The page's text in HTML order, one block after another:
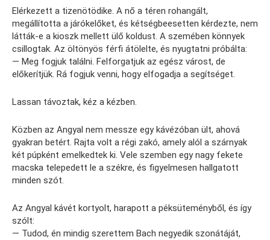
Elérkezett a tizenötödike. A nő a téren rohangált,
megállította a járókelőket, és kétségbeesetten kérdezte, nem
látták-e a kioszk mellett ülő koldust. A szemében könnyek
csillogtak. Az öltönyös férfi átölelte, és nyugtatni próbálta:
— Meg fogjuk találni. Felforgatjuk az egész várost, de
előkerítjük. Rá fogjuk venni, hogy elfogadja a segítséget.
Lassan távoztak, kéz a kézben.
Közben az Angyal nem messze egy kávézóban ült, ahová
gyakran betért. Rajta volt a régi zakó, amely alól a szárnyak
két púpként emelkedtek ki. Vele szemben egy nagy fekete
macska telepedett le a székre, és figyelmesen hallgatott
minden szót.
Az Angyal kávét kortyolt, harapott a péksüteményből, és így
szólt:
— Tudod, én mindig szerettem Bach negyedik szonátáját,